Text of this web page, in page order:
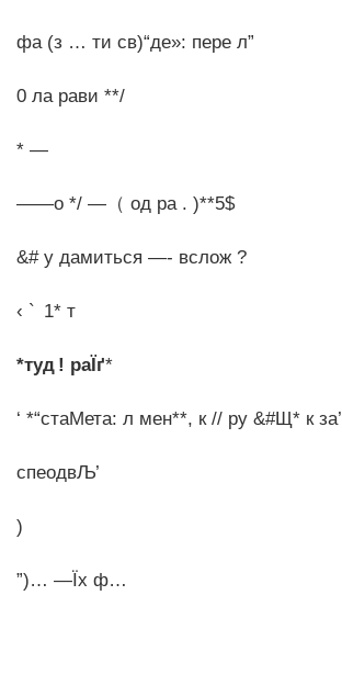
фа (з … ти св)“де»: пере л”
0 ла рави **/
* —
——о */ —（ од ра . )**5$
&# у дамиться —- вслож ?
‹ ` 1* т
*туд ! раЇґ*
‘ *“стаМета: л мен**, к // ру &#Щ* к за’
спеодвЉ’
)
”)… —Їх ф…